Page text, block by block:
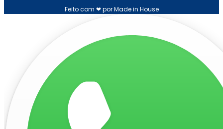
Feito com ❤ por Made in House